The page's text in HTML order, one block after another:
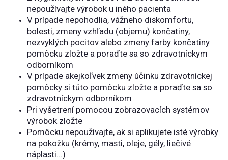
nepoužívajte výrobok u iného pacienta
V prípade nepohodlia, vážneho diskomfortu,
bolesti, zmeny vzhľadu (objemu) končatiny,
nezvyklých pocitov alebo zmeny farby končatiny
pomôcku zložte a poraďte sa so zdravotníckym
odborníkom
V prípade akejkoľvek zmeny účinku zdravotníckej
pomôcky si túto pomôcku zložte a poraďte sa so
zdravotníckym odborníkom
Pri vyšetrení pomocou zobrazovacích systémov
výrobok zložte
Pomôcku nepoužívajte, ak si aplikujete isté výrobky
na pokožku (krémy, masti, oleje, gély, liečivé
náplasti...)